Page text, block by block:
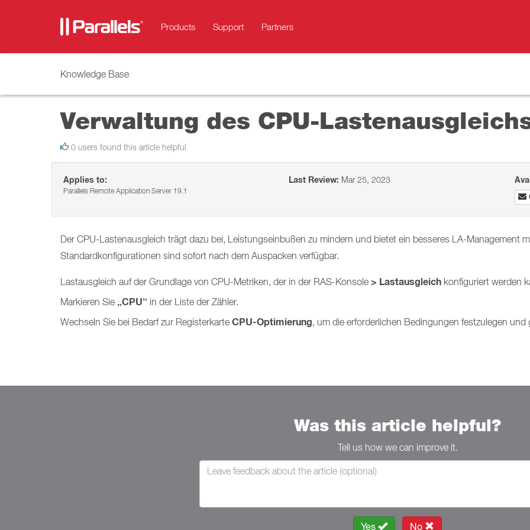
Products Support Partners
Knowledge Base
Verwaltung des CPU-
0 users found this article helpful
Applies to:
Parallels Remote Application Server 19.1
Last Review: Mar 25, 2023
Der CPU-Lastenausgleich trägt dazu bei, Leistungseinbußen zu mindern und bietet ein besseres LA-Management
Standardkonfigurationen sind sofort nach dem Auspacken verfügbar.
Lastausgleich auf der Grundlage von CPU-Metriken, der in der RAS-Konsole > Lastausgleich konfiguriert werden
Markieren Sie „CPU“ in der Liste der Zähler.
Wechseln Sie bei Bedarf zur Registerkarte CPU-Optimierung, um die erforderlichen Bedingungen festzulegen und
Was this article helpful?
Tell us how we can improve it.
Yes No